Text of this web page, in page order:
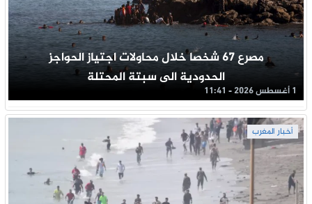
مصرع 67 شخصا خلال محاولات اجتياز الحواجز
الحدودية الى سبتة المحتلة
1 أغسطس 2026 - 11:41
أخبار المغرب